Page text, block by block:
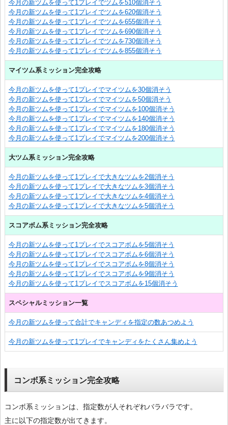
今月の新ツムを使って1プレイでツムを510個消そう
今月の新ツムを使って1プレイでツムを620個消そう
今月の新ツムを使って1プレイでツムを655個消そう
今月の新ツムを使って1プレイでツムを690個消そう
今月の新ツムを使って1プレイでツムを730個消そう
今月の新ツムを使って1プレイでツムを855個消そう
マイツム系ミッション完全攻略
今月の新ツムを使って1プレイでマイツムを30個消そう
今月の新ツムを使って1プレイでマイツムを50個消そう
今月の新ツムを使って1プレイでマイツムを100個消そう
今月の新ツムを使って1プレイでマイツムを140個消そう
今月の新ツムを使って1プレイでマイツムを180個消そう
今月の新ツムを使って1プレイでマイツムを200個消そう
大ツム系ミッション完全攻略
今月の新ツムを使って1プレイで大きなツムを2個消そう
今月の新ツムを使って1プレイで大きなツムを3個消そう
今月の新ツムを使って1プレイで大きなツムを4個消そう
今月の新ツムを使って1プレイで大きなツムを5個消そう
スコアボム系ミッション完全攻略
今月の新ツムを使って1プレイでスコアボムを5個消そう
今月の新ツムを使って1プレイでスコアボムを6個消そう
今月の新ツムを使って1プレイでスコアボムを8個消そう
今月の新ツムを使って1プレイでスコアボムを9個消そう
今月の新ツムを使って1プレイでスコアボムを15個消そう
スペシャルミッション一覧
今月の新ツムを使って合計でキャンディを指定の数あつめよう
今月の新ツムを使って1プレイでキャンディをたくさん集めよう
コンボ系ミッション完全攻略
コンボ系ミッションは、指定数が人それぞれバラバラです。
主に以下の指定数が出てきます。